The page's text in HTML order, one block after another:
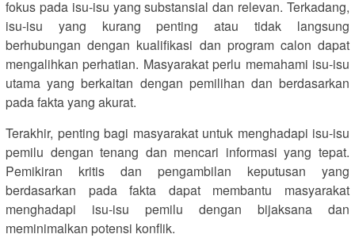
fokus pada isu-isu yang substansial dan relevan. Terkadang,
isu-isu yang kurang penting atau tidak langsung
berhubungan dengan kualifikasi dan program calon dapat
mengalihkan perhatian. Masyarakat perlu memahami isu-isu
utama yang berkaitan dengan pemilihan dan berdasarkan
pada fakta yang akurat.
Terakhir, penting bagi masyarakat untuk menghadapi isu-isu
pemilu dengan tenang dan mencari informasi yang tepat.
Pemikiran kritis dan pengambilan keputusan yang
berdasarkan pada fakta dapat membantu masyarakat
menghadapi isu-isu pemilu dengan bijaksana dan
meminimalkan potensi konflik.